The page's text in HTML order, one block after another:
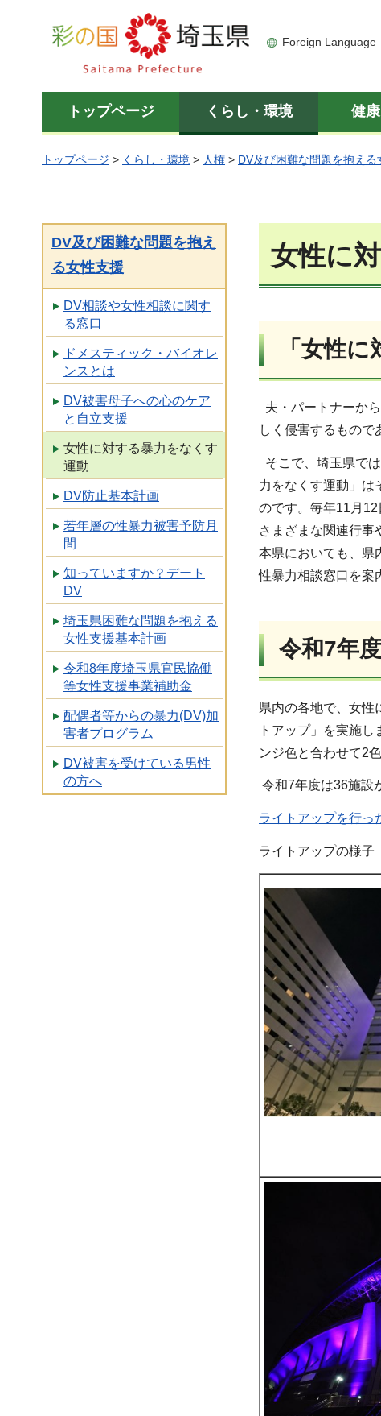
彩の国 埼玉県
Foreign Language
トップページ くらし・環境 健
トップページ > くらし・環境 > 人権 > DV及び困難な問題を抱える
DV及び困難な問題を抱え
る女性支援
DV相談や女性相談に関す
る窓口
ドメスティック・バイオレ
ンスとは
DV被害母子への心のケア
と自立支援
女性に対する暴力をなくす
運動
DV防止基本計画
若年層の性暴力被害予防月
間
知っていますか？デート
DV
埼玉県困難な問題を抱える
女性支援基本計画
令和8年度埼玉県官民協働
等女性支援事業補助金
配偶者等からの暴力(DV)加
害者プログラム
DV被害を受けている男性
の方へ
女性に
「女性
夫・パートナーか
しく侵害するもので
そこで、埼玉県で
力をなくす運動」は
のです。毎年11月
さまざまな関連行事
本県においても、県
性暴力相談窓口を案
令和7年
県内の各地で、女性
トアップ」を実施
ンジ色と合わせて2
令和7年度は36施設
ライトアップを行っ
ライトアップの様子